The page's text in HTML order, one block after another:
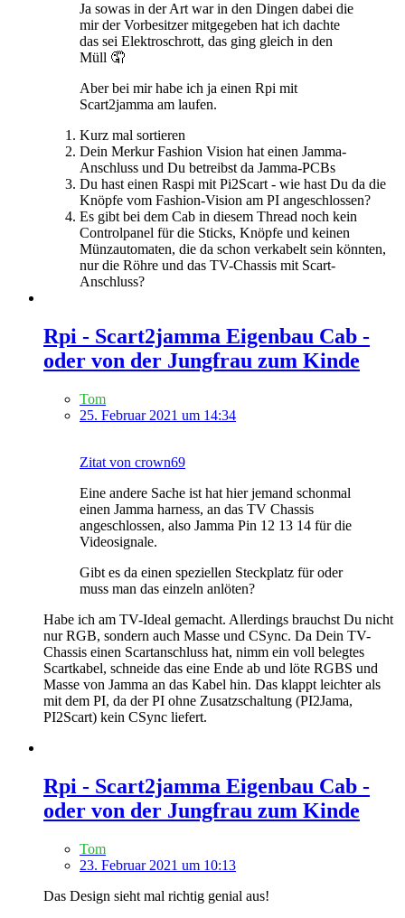
Ja sowas in der Art war in den Dingen dabei die
mir der Vorbesitzer mitgegeben hat ich dachte
das sei Elektroschrott, das ging gleich in den
Müll 🤦
Aber bei mir habe ich ja einen Rpi mit
Scart2jamma am laufen.
Kurz mal sortieren
Dein Merkur Fashion Vision hat einen Jamma-
Anschluss und Du betreibst da Jamma-PCBs
Du hast einen Raspi mit Pi2Scart - wie hast Du da die
Knöpfe vom Fashion-Vision am PI angeschlossen?
Es gibt bei dem Cab in diesem Thread noch kein
Controlpanel für die Sticks, Knöpfe und keinen
Münzautomaten, die da schon verkabelt sein könnten,
nur die Röhre und das TV-Chassis mit Scart-
Anschluss?
Rpi - Scart2jamma Eigenbau Cab -
oder von der Jungfrau zum Kinde
Tom
25. Februar 2021 um 14:34
Zitat von crown69
Eine andere Sache ist hat hier jemand schonmal
einen Jamma harness, an das TV Chassis
angeschlossen, also Jamma Pin 12 13 14 für die
Videosignale.
Gibt es da einen speziellen Steckplatz für oder
muss man das einzeln anlöten?
Habe ich am TV-Ideal gemacht. Allerdings brauchst Du nicht
nur RGB, sondern auch Masse und CSync. Da Dein TV-
Chassis einen Scartanschluss hat, nimm ein voll belegtes
Scartkabel, schneide das eine Ende ab und löte RGBS und
Masse von Jamma an das Kabel hin. Das klappt leichter als
mit dem PI, da der PI ohne Zusatzschaltung (PI2Jama,
PI2Scart) kein CSync liefert.
Rpi - Scart2jamma Eigenbau Cab -
oder von der Jungfrau zum Kinde
Tom
23. Februar 2021 um 10:13
Das Design sieht mal richtig genial aus!